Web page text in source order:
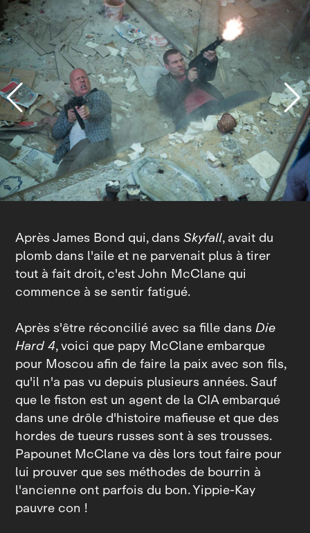
Après James Bond qui, dansSkyfall, avait du
plomb dans l'aile et ne parvenait plus à tirer
tout à fait droit, c'est John McClane qui
commence à se sentir fatigué.
Après s'être réconcilié avec sa fille dansDie
Hard 4, voici que papy McClane embarque
pour Moscou afin de faire la paix avec son fils,
qu'il n'a pas vu depuis plusieurs années. Sauf
que le fiston est un agent de la CIA embarqué
dans une drôle d'histoire mafieuse et que des
hordes de tueurs russes sont à ses trousses.
Papounet McClane va dès lors tout faire pour
lui prouver que ses méthodes de bourrin à
l'ancienne ont parfois du bon. Yippie‑Kay
pauvre con !